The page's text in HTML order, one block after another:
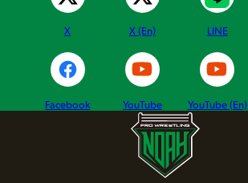
X X (En) LINE
Facebook YouTube YouTube (En)